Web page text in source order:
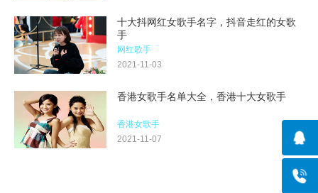
十大抖网红女歌手名字，抖音走红的女歌
手
网红歌手
2021-11-03
香港女歌手名单大全，香港十大女歌手
香港女歌手
2021-11-07